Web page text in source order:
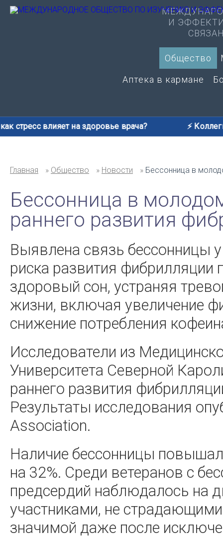
И
Общество
Аптека в кармане
стресс влияет на здоровье врача? ⚡️
Главная Общество Новости Бессонница в
Бессонница в
раннего развития
Выявлена связь бессонницы
риска развития
здоровый сон, устраняя
жизни, включая увеличение
снижение потребления
Исследователи из
Университета Северной
раннего развития
Результаты исследования
Association.
Наличие бессонницы
на 32%. Среди ветеранов с
предсердий наблюдалось на
участниками, не
значимой даже после